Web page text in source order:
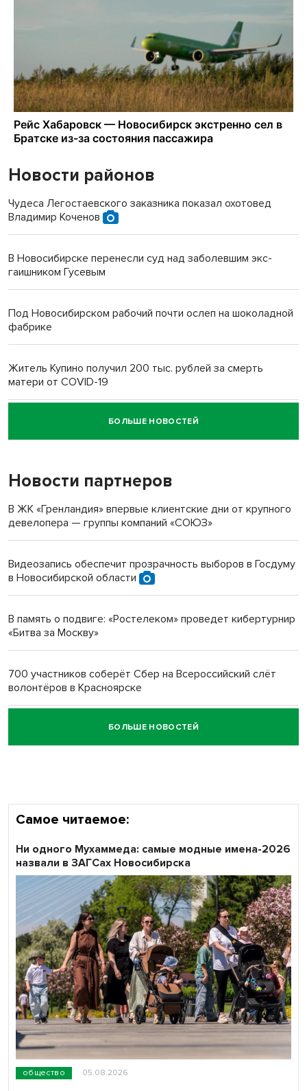
Новости районов
Чудеса Легостаевского заказника показал охотовед
Владимир Коченов
В Новосибирске перенесли суд над заболевшим экс-
гаишником Гусевым
Под Новосибирском рабочий почти ослеп на шоколадной
фабрике
Житель Купино получил 200 тыс. рублей за смерть
матери от COVID-19
Новосибирский суд наказал водителя за смерть
пенсионерки на вокзале
«Мы живём на пастбище!»: в новосибирском селе лошади
терроризируют жителей
Новосибирский преподаватель с женой вошли в топ-16
БОЛЬШЕ НОВОСТЕЙ
Новости партнеров
В ЖК «Гренландия» впервые клиентские дни от крупного
девелопера — группы компаний «СОЮЗ»
Видеозапись обеспечит прозрачность выборов в Госдуму
в Новосибирской области
В память о подвиге: «Ростелеком» проведет кибертурнир
«Битва за Москву»
700 участников соберёт Сбер на Всероссийский слёт
волонтёров в Красноярске
Честный выбор: видеонаблюдение обеспечит
объективность результатов ЕДГ в Новосибирской
БОЛЬШЕ НОВОСТЕЙ
Самое читаемое:
общество 05.08.2026
Ни одного Мухаммеда: самые модные имена-2026
назвали в ЗАГСах Новосибирска